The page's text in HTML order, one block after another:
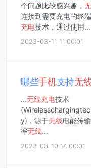
个问题比较感兴趣，
连接到需要充电的终
充电技术，通过使用...
2023-03-11 11:00:01
哪些手机支持无
...无线充电技术
y)，源于无线电能传
率无线...
2023-03-10 14:00:01